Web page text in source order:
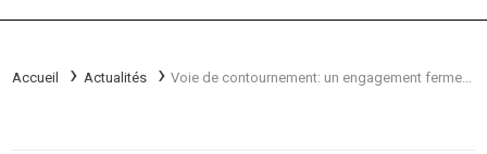
Accueil Actualités